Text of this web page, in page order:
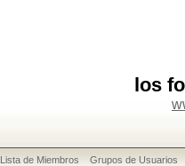
los
Lista de Miembros Grupos de Usuarios